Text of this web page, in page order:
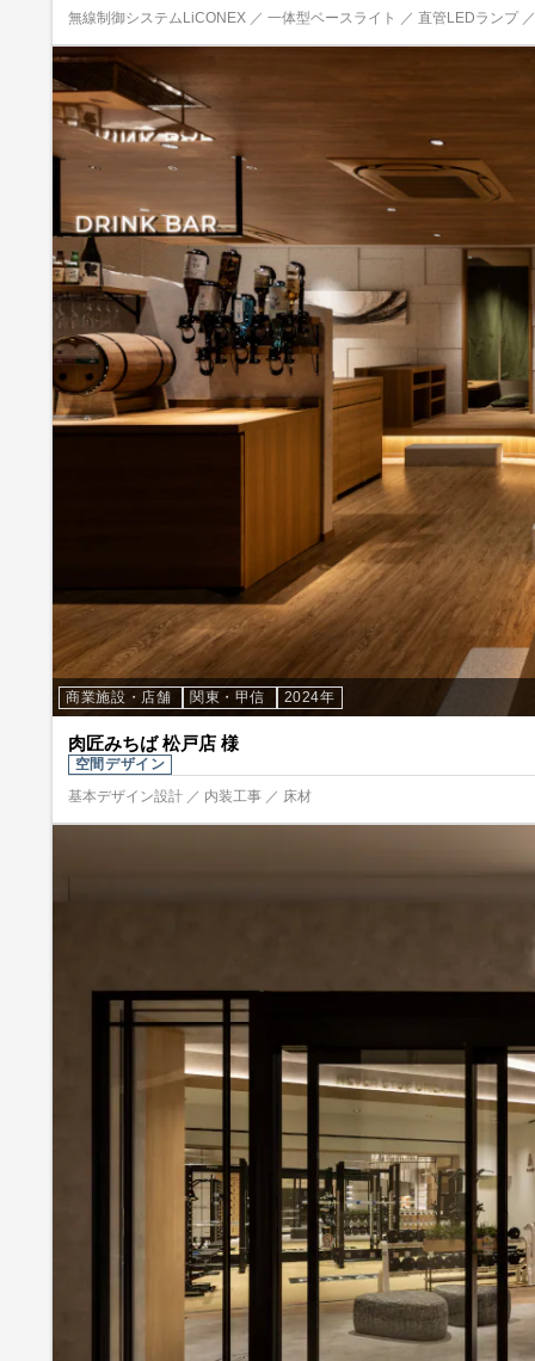
無線制御システムLiCONEX ／ 一体型ベースライト ／ 直管LEDランプ
商業施設・店舗 関東・甲信 2024年
肉匠みちば 松戸店 様
空間デザイン
基本デザイン設計 ／ 内装工事 ／ 床材